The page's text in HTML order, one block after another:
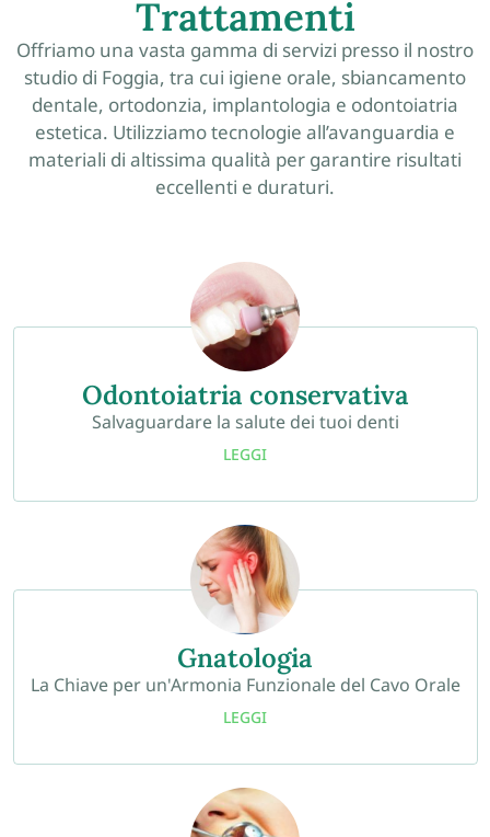
Trattamenti
Offriamo una vasta gamma di servizi presso il nostro
studio di Foggia, tra cui igiene orale, sbiancamento
dentale, ortodonzia, implantologia e odontoiatria
estetica. Utilizziamo tecnologie all’avanguardia e
materiali di altissima qualità per garantire risultati
eccellenti e duraturi.
Odontoiatria conservativa
Salvaguardare la salute dei tuoi denti
LEGGI
Gnatologia
La Chiave per un'Armonia Funzionale del Cavo Orale
LEGGI